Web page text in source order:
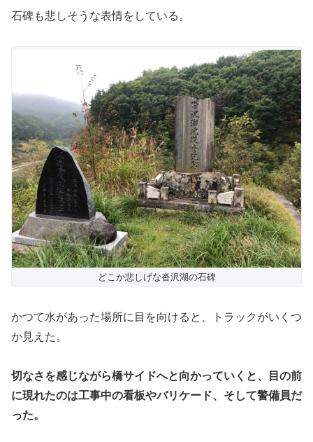
石碑も悲しそうな表情をしている。
どこか悲しげな沓沢湖の石碑
かつて水があった場所に目を向けると、トラックがいくつ
か見えた。
切なさを感じながら橋サイドへと向かっていくと、目の前
に現れたのは工事中の看板やバリケード、そして警備員だ
った。